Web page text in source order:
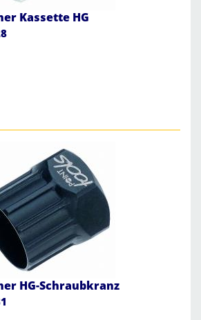
Kassette HG
HG-Schraubkranz